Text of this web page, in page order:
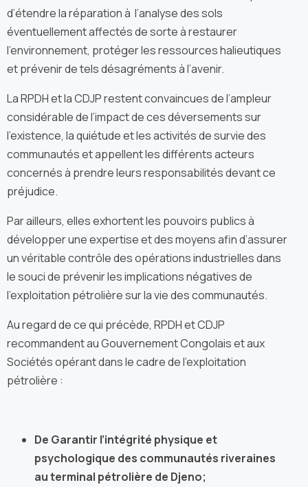
d’étendre la réparation à l’analyse des sols
éventuellement affectés de sorte à restaurer
l’environnement, protéger les ressources halieutiques
et prévenir de tels désagréments à l’avenir.
La RPDH et la CDJP restent convaincues de l’ampleur
considérable de l’impact de ces déversements sur
l’existence, la quiétude et les activités de survie des
communautés et appellent les différents acteurs
concernés à prendre leurs responsabilités devant ce
préjudice.
Par ailleurs, elles exhortent les pouvoirs publics à
développer une expertise et des moyens afin d’assurer
un véritable contrôle des opérations industrielles dans
le souci de prévenir les implications négatives de
l’exploitation pétrolière sur la vie des communautés.
Au regard de ce qui précède, RPDH et CDJP
recommandent au Gouvernement Congolais et aux
Sociétés opérant dans le cadre de l’exploitation
pétrolière :
De Garantir l’intégrité physique et
psychologique des communautés riveraines
au terminal pétrolière de Djeno;